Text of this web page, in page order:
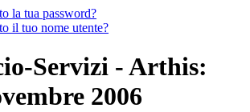
la tua password?
il tuo nome utente?
Servizi - Arthis:
2006